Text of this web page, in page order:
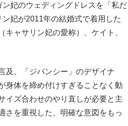
妃のウェディングドレスを「私だ
妃が2011年の結婚式で着用した
キャサリン妃の愛称）、ケイト、
及。「ジバンシー」のデザイナ
身体を締め付けすぎることなく動
イズ合わせのやり直しが必要と主
さを重視した、明確な意図をもっ